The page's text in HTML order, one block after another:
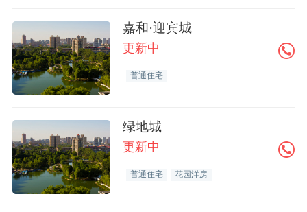
嘉和·迎宾城
更新中
普通住宅
绿地城
更新中
普通住宅 花园洋房